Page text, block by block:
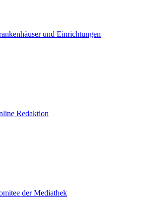
und Einrichtungen
Redaktion
der Mediathek